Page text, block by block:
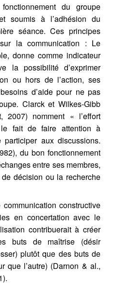
du groupe
soumis à l’adhésion du
séance. Ces principes
la communication : Le
donne comme indicateur
la possibilité d’exprimer
ou hors de l’action, ses
d’aide pour ne pas
Clarck et Wilkes-Gibb
2007) nomment « l’effort
fait de faire attention à
aux discussions.
du bon fonctionnement
entre ses membres,
décision ou la recherche
constructive
en concertation avec le
contribuerait à créer
buts de maîtrise (désir
plutôt que des buts de
que l’autre) (Darnon & al.,